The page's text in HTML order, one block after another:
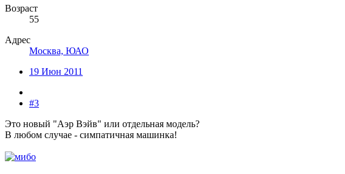
Возраст
55
Адрес
Москва, ЮАО
19 Июн 2011
#3
Это новый "Аэр Вэйв" или отдельная модель?
В любом случае - симпатичная машинка!